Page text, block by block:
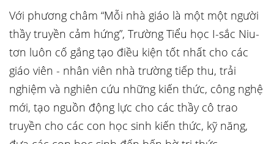
Với phương châm “Mỗi nhà giáo là một một người
thầy truyền cảm hứng”, Trường Tiểu học I-sắc Niu-
tơn luôn cố gắng tạo điều kiện tốt nhất cho các
giáo viên - nhân viên nhà trường tiếp thu, trải
nghiệm và nghiên cứu những kiến thức, công nghệ
mới, tạo nguồn động lực cho các thầy cô trao
truyền cho các con học sinh kiến thức, kỹ năng,